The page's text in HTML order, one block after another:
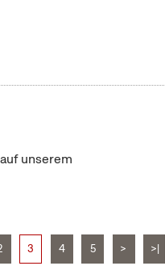
unserem
3 4 5 > >|